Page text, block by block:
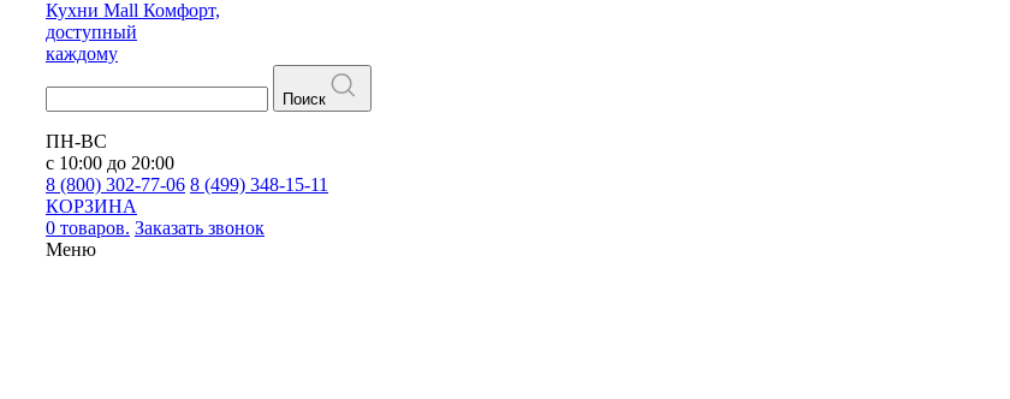
Кухни Mall Комфорт,
доступный
каждому
Поиск
ПН-ВС
с 10:00 до 20:00
8 (800) 302-77-06 8 (499) 348-15-11
КОРЗИНА
0 товаров. Заказать звонок
Меню